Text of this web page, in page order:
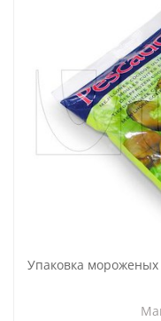
Упаковка